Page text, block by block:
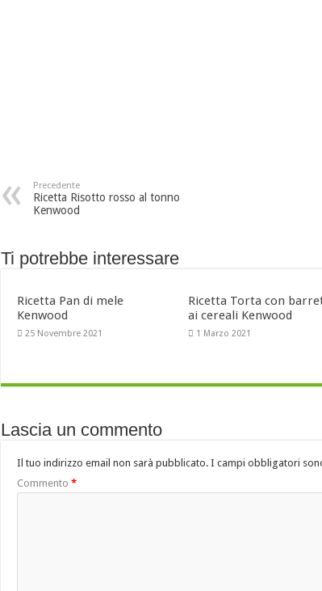
Precedente
Ricetta Risotto rosso al tonno
Kenwood
Ti potrebbe interessare
Ricetta Pan di mele
Kenwood
25 Novembre 2021
Ricetta Torta con
ai cereali Kenwood
1 Marzo 2021
Lascia un commento
Il tuo indirizzo email non sarà pubblicato. I campi obbligatori
Commento *